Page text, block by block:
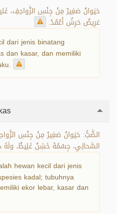
حَيَوانٌ صَغِيرٌ مِنْ جِنْسِ الزَّواحِفِ،
عَرِيضٌ حَرِشٌ أَعْقَدُ.
dari jenis binatang
dan kasar, dan memiliki
الضَّبُّ: حَيَوانٌ صَغِيرٌ مِنْ جِنْسِ
السَّحالِي، جِسْمُهُ خَشِنٌ غَلِيظٌ،
hewan kecil dari jenis
kadal; tubuhnya
ekor lebar, kasar dan